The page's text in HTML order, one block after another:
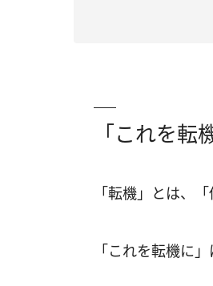
「これを転
「転機」とは、
「これを転機に」